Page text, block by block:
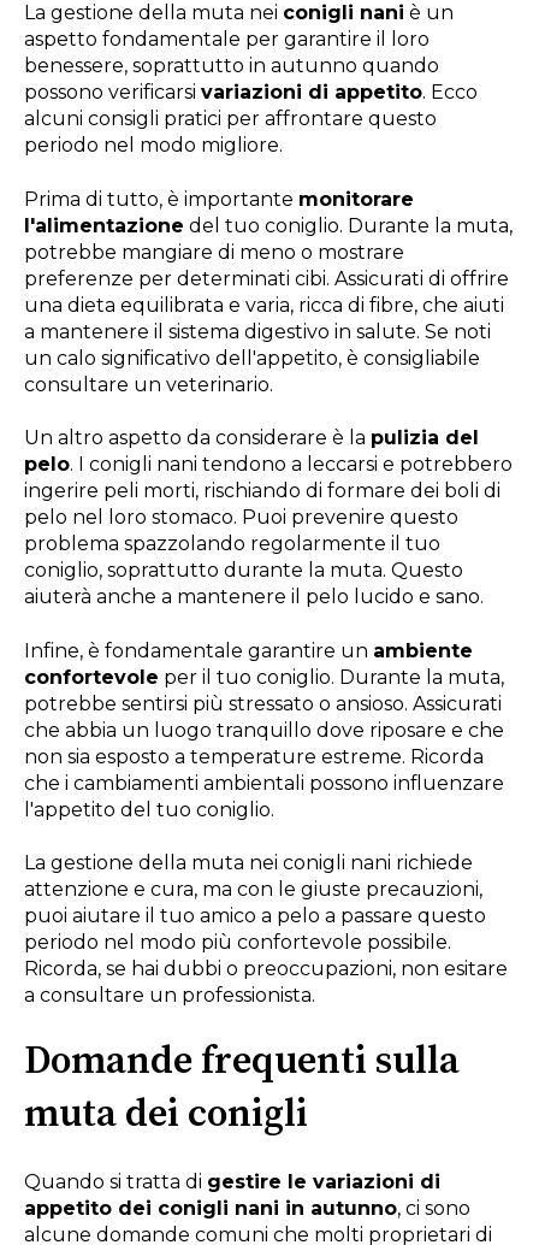
La gestione della muta nei conigli nani è un
aspetto fondamentale per garantire il loro
benessere, soprattutto in autunno quando
possono verificarsi variazioni di appetito. Ecco
alcuni consigli pratici per affrontare questo
periodo nel modo migliore.
Prima di tutto, è importante monitorare
l'alimentazione del tuo coniglio. Durante la muta,
potrebbe mangiare di meno o mostrare
preferenze per determinati cibi. Assicurati di offrire
una dieta equilibrata e varia, ricca di fibre, che aiuti
a mantenere il sistema digestivo in salute. Se noti
un calo significativo dell'appetito, è consigliabile
consultare un veterinario.
Un altro aspetto da considerare è la pulizia del
pelo. I conigli nani tendono a leccarsi e potrebbero
ingerire peli morti, rischiando di formare dei boli di
pelo nel loro stomaco. Puoi prevenire questo
problema spazzolando regolarmente il tuo
coniglio, soprattutto durante la muta. Questo
aiuterà anche a mantenere il pelo lucido e sano.
Infine, è fondamentale garantire un ambiente
confortevole per il tuo coniglio. Durante la muta,
potrebbe sentirsi più stressato o ansioso. Assicurati
che abbia un luogo tranquillo dove riposare e che
non sia esposto a temperature estreme. Ricorda
che i cambiamenti ambientali possono influenzare
l'appetito del tuo coniglio.
La gestione della muta nei conigli nani richiede
attenzione e cura, ma con le giuste precauzioni,
puoi aiutare il tuo amico a pelo a passare questo
periodo nel modo più confortevole possibile.
Ricorda, se hai dubbi o preoccupazioni, non esitare
a consultare un professionista.
Domande frequenti sulla
muta dei conigli
Quando si tratta di gestire le variazioni di
appetito dei conigli nani in autunno, ci sono
alcune domande comuni che molti proprietari di